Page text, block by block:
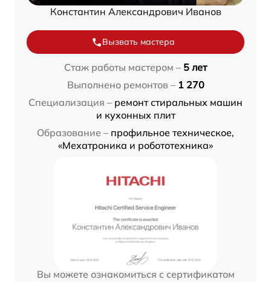
Константин Александрович Иванов
Вызвать мастера
Стаж работы мастером – 5 лет
Выполнено ремонтов – 1 270
Специализация – ремонт стиральных машин
и кухонных плит
Образование – профильное техническое,
«Мехатроника и робототехника»
Вы можете ознакомиться с сертификатом